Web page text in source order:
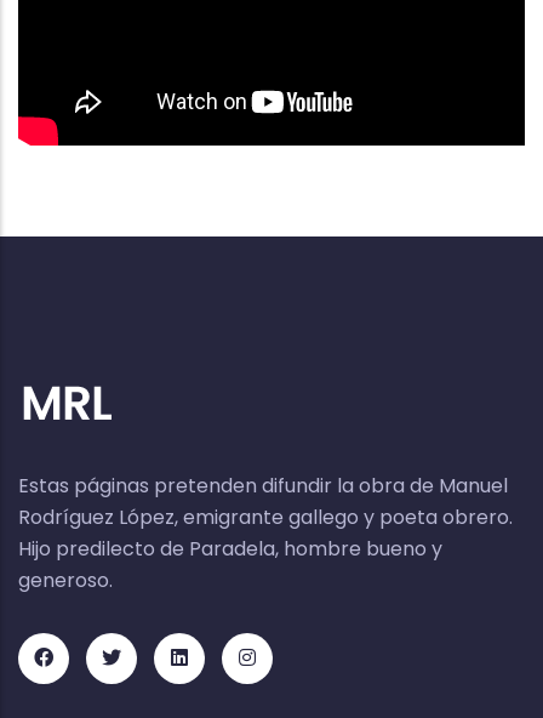
Estas páginas pretenden difundir la obra de Manuel
Rodríguez López, emigrante gallego y poeta obrero.
Hijo predilecto de Paradela, hombre bueno y
generoso.